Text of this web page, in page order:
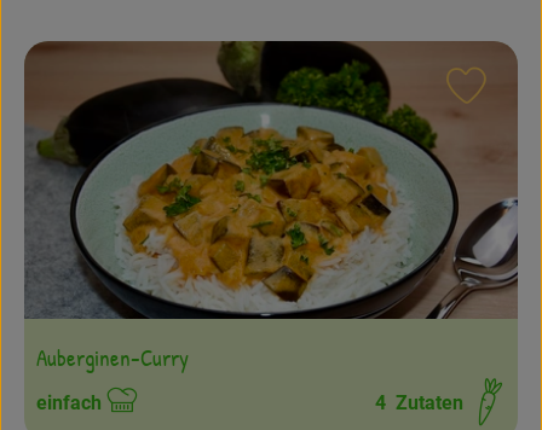
Auberginen-Curry
Schwierigkeit:
einfach 4 Zutaten